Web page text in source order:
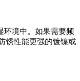
环境中。如果需要频
锈性能更强的镀镍或